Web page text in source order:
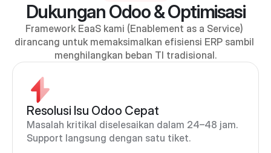
Dukungan Odoo & Optimisasi
Framework EaaS kami (Enablement as a Service)
dirancang untuk memaksimalkan efisiensi ERP sambil
menghilangkan beban TI tradisional.
Resolusi Isu Odoo Cepat
Masalah kritikal diselesaikan dalam 24–48 jam.
Support langsung dengan satu tiket.